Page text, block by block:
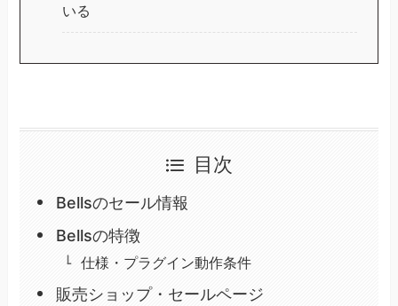
いる
目次
Bellsのセール情報
Bellsの特徴
仕様・プラグイン動作条件
販売ショップ・セールページ